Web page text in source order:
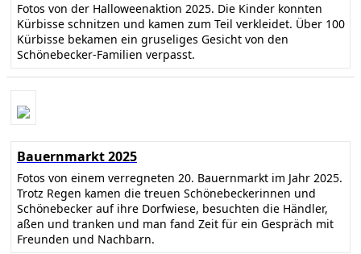
Fotos von der Halloweenaktion 2025. Die Kinder konnten
Kürbisse schnitzen und kamen zum Teil verkleidet. Über 100
Kürbisse bekamen ein gruseliges Gesicht von den
Schönebecker-Familien verpasst.
Bauernmarkt 2025
Fotos von einem verregneten 20. Bauernmarkt im Jahr 2025.
Trotz Regen kamen die treuen Schönebeckerinnen und
Schönebecker auf ihre Dorfwiese, besuchten die Händler,
aßen und tranken und man fand Zeit für ein Gespräch mit
Freunden und Nachbarn.